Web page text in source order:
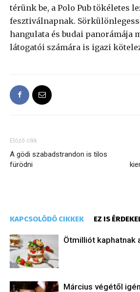
térünk be, a Polo Pub tökéletes
fesztiválnapnak.
hangulata és budai panorámája
látogatói számára is igazi
Előző cikk
A gödi szabadstrandon is tilos
fürödni
KAPCSOLÓDÓ CIKKEK EZ IS
Ötmilliót kaphatnak
​Március végétől